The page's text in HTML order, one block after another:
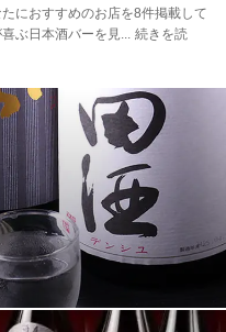
におすすめのお店を8件掲載して
ぶ日本酒バーを見
続きを読